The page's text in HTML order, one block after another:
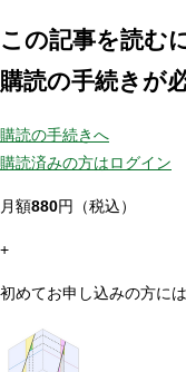
この記事を読む
購読の手続きが
購読の手続きへ
購読済みの方はログイン
月額880円（税込）
+
初めてお申し込みの方に